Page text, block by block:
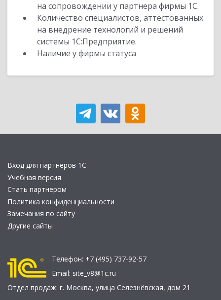
на сопровождении у партнера фирмы 1С.
Количество специалистов, аттестованных
на внедрение технологий и решений
системы 1С:Предприятие.
Наличие у фирмы статуса
Вход для партнеров 1С
Учебная версия
Стать партнером
Политика конфиденциальности
Замечания по сайту
Другие сайты
Телефон: +7 (495) 737-92-57
Email: site_v8@1c.ru
Отдел продаж: г. Москва, улица Селезнёвская, дом 21